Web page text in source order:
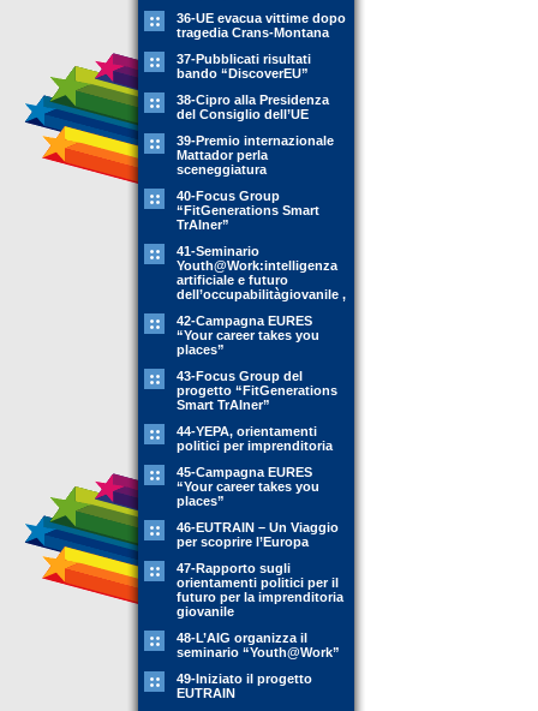
36-UE evacua vittime dopo
tragedia Crans-Montana
37-Pubblicati risultati
bando “DiscoverEU”
38-Cipro alla Presidenza
del Consiglio dell’UE
39-Premio internazionale
Mattador perla
sceneggiatura
40-Focus Group
“FitGenerations Smart
TrAIner”
41-Seminario
Youth@Work:intelligenza
artificiale e futuro
dell’occupabilitàgiovanile ,
42-Campagna EURES
“Your career takes you
places”
43-Focus Group del
progetto “FitGenerations
Smart TrAIner”
44-YEPA, orientamenti
politici per imprenditoria
45-Campagna EURES
“Your career takes you
places”
46-EUTRAIN – Un Viaggio
per scoprire l’Europa
47-Rapporto sugli
orientamenti politici per il
futuro per la imprenditoria
giovanile
48-L’AIG organizza il
seminario “Youth@Work”
49-Iniziato il progetto
EUTRAIN